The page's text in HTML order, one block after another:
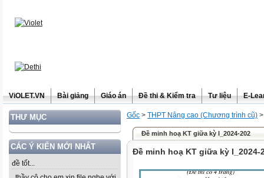
ViOLET.VN Bài giảng Giáo án Đề thi & Kiểm tra Tư liệu E-
THƯ MỤC
CÁC Ý KIẾN MỚI NHẤT
đề tốt...
Gốc > THPT Nâng cao (Chương trình cũ)
Đề minh hoạ KT giữa kỳ I_2024-202
Đề minh hoạ KT giữa kỳ I_2024-